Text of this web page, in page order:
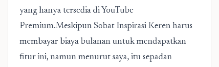
yang hanya tersedia di YouTube
Premium.Meskipun Sobat Inspirasi Keren harus
membayar biaya bulanan untuk mendapatkan
fitur ini, namun menurut saya, itu sepadan